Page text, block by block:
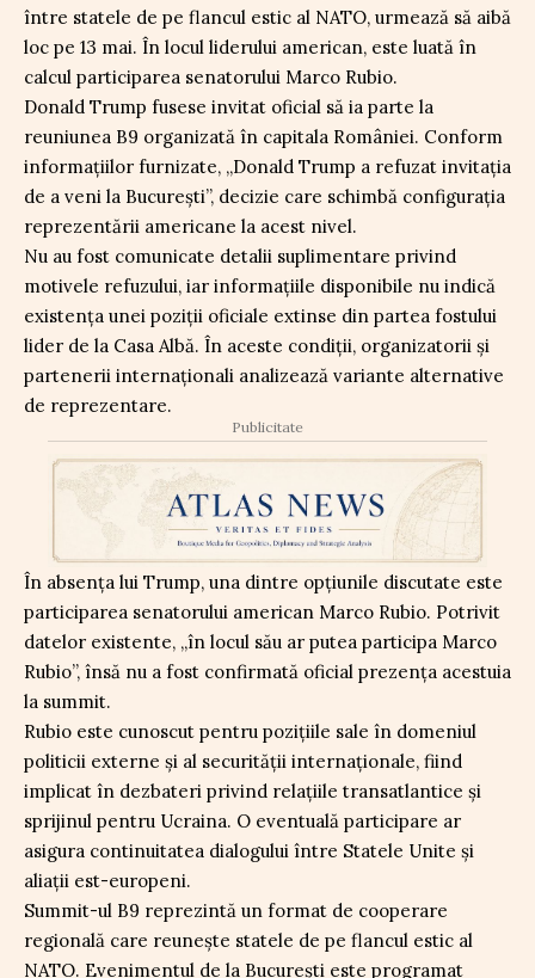
între statele de pe flancul estic al NATO, urmează să aibă
loc pe 13 mai. În locul liderului american, este luată în
calcul participarea senatorului Marco Rubio.
Donald Trump fusese invitat oficial să ia parte la
reuniunea B9 organizată în capitala României. Conform
informațiilor furnizate, „Donald Trump a refuzat invitația
de a veni la București”, decizie care schimbă configurația
reprezentării americane la acest nivel.
Nu au fost comunicate detalii suplimentare privind
motivele refuzului, iar informațiile disponibile nu indică
existența unei poziții oficiale extinse din partea fostului
lider de la Casa Albă. În aceste condiții, organizatorii și
partenerii internaționali analizează variante alternative
de reprezentare.
Publicitate
În absența lui Trump, una dintre opțiunile discutate este
participarea senatorului american Marco Rubio. Potrivit
datelor existente, „în locul său ar putea participa Marco
Rubio”, însă nu a fost confirmată oficial prezența acestuia
la summit.
Rubio este cunoscut pentru pozițiile sale în domeniul
politicii externe și al securității internaționale, fiind
implicat în dezbateri privind relațiile transatlantice și
sprijinul pentru Ucraina. O eventuală participare ar
asigura continuitatea dialogului între Statele Unite și
aliații est-europeni.
Summit-ul B9 reprezintă un format de cooperare
regională care reunește statele de pe flancul estic al
NATO. Evenimentul de la București este programat